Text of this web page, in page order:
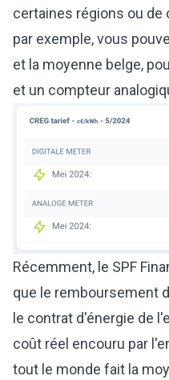
certaines régions ou de
par exemple, vous
et la moyenne belge,
et un compteur
Récemment, le SPF
que le remboursement
le contrat d'énergie de
coût réel encouru par
tout le monde fait la